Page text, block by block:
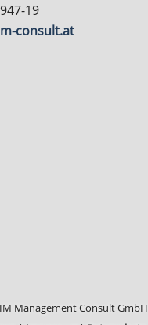
19
consult.at
Management Consult GmbH